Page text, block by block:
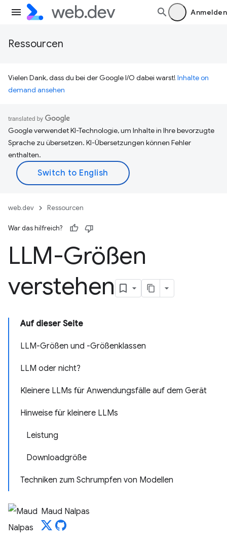
Anmelden
Ressourcen
Vielen Dank, dass du bei der Google I/O dabei warst! Inhalte on
demand ansehen
Google verwendet KI-Technologie, um Inhalte in Ihre bevorzugte
Sprache zu übersetzen. KI-Übersetzungen können Fehler
enthalten.
web.dev Ressourcen
War das hilfreich?
LLM-Größen
verstehen
Auf dieser Seite
LLM-Größen und -Größenklassen
LLM oder nicht?
Kleinere LLMs für Anwendungsfälle auf dem Gerät
Hinweise für kleinere LLMs
Leistung
Downloadgröße
Techniken zum Schrumpfen von Modellen
Maud Nalpas